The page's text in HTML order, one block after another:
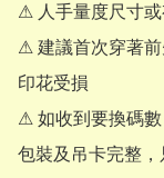
⚠ 人手量度尺寸
⚠ 建議首次穿著
印花受損
⚠ 如收到要換碼
包裝及吊卡完整